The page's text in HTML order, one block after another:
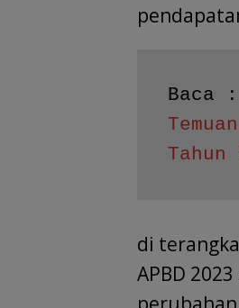
Baca :
Tahun
di
APBD